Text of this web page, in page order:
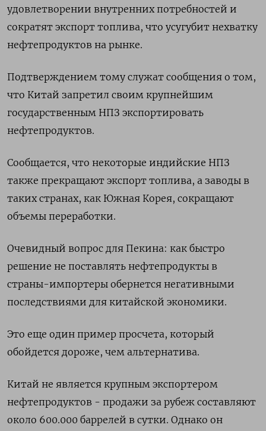
удовлетворении внутренних потребностей и
сократят экспорт топлива, что усугубит нехватку
нефтепродуктов на рынке.
Подтверждением тому служат сообщения о том,
что Китай запретил своим крупнейшим
государственным НПЗ экспортировать
нефтепродуктов.
Сообщается, что некоторые индийские НПЗ
также ​прекращают экспорт топлива, а заводы в
таких странах, как Южная ⁠Корея, сокращают
объемы переработки.
Очевидный вопрос для Пекина: как быстро
решение не поставлять нефтепродукты в
страны-импортеры обернется негативными
последствиями для китайской экономики.
Это еще один пример просчета, который
обойдется дороже, чем альтернатива.
Китай не является крупным экспортером
нефтепродуктов - продажи за рубеж составляют
около 600.000 баррелей в ‌сутки. Однако он